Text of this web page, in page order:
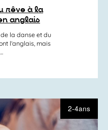
rêve à la
anglais
la danse et du
l’anglais, mais
2-4ans